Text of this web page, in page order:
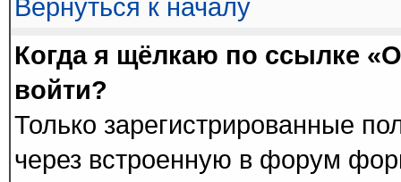
Вернуться к началу
Когда я щёлкаю по ссылке
войти?
Только зарегистрированные
через встроенную в форум